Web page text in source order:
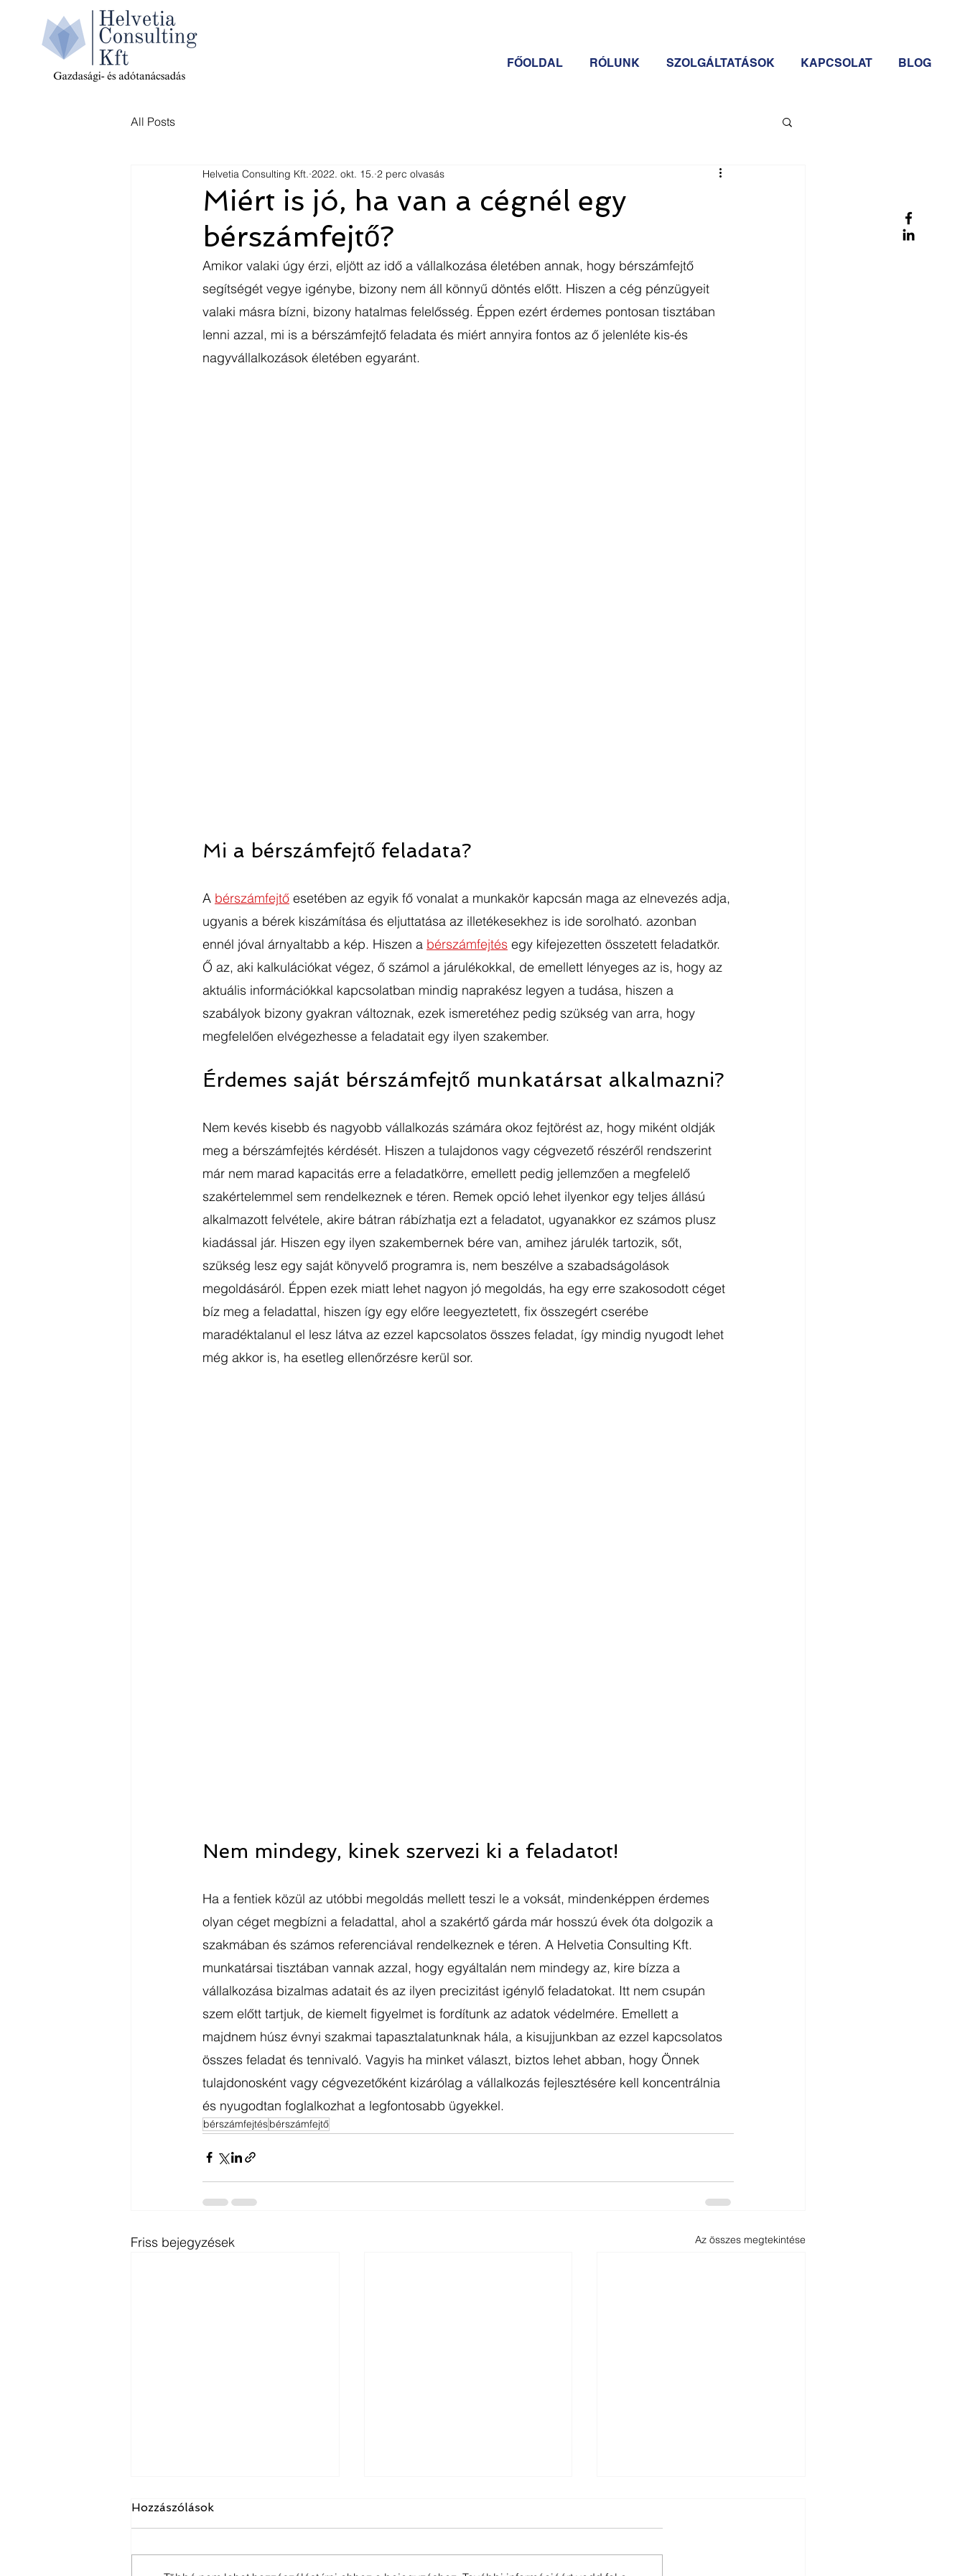
FŐOLDAL RÓLUNK SZOLGÁLTATÁSOK KAPCSOLAT BLOG
All Posts
Miért is jó, ha van a cégnél egy
bérszámfejtő?
Helvetia Consulting Kft. 2022. okt. 15. 2 perc olvasás
Amikor valaki úgy érzi, eljött az idő a vállalkozása életében annak, hogy bérszámfejtő
segítségét vegye igénybe, bizony nem áll könnyű döntés előtt. Hiszen a cég pénzügyeit
valaki másra bízni, bizony hatalmas felelősség. Éppen ezért érdemes pontosan tisztában
lenni azzal, mi is a bérszámfejtő feladata és miért annyira fontos az ő jelenléte kis-és
nagyvállalkozások életében egyaránt.
Mi a bérszámfejtő feladata?
A bérszámfejtő esetében az egyik fő vonalat a munkakör kapcsán maga az elnevezés adja,
ugyanis a bérek kiszámítása és eljuttatása az illetékesekhez is ide sorolható. azonban
ennél jóval árnyaltabb a kép. Hiszen a bérszámfejtés egy kifejezetten összetett feladatkör.
Ő az, aki kalkulációkat végez, ő számol a járulékokkal, de emellett lényeges az is, hogy az
aktuális információkkal kapcsolatban mindig naprakész legyen a tudása, hiszen a
szabályok bizony gyakran változnak, ezek ismeretéhez pedig szükség van arra, hogy
megfelelően elvégezhesse a feladatait egy ilyen szakember.
Érdemes saját bérszámfejtő munkatársat alkalmazni?
Nem kevés kisebb és nagyobb vállalkozás számára okoz fejtörést az, hogy miként oldják
meg a bérszámfejtés kérdését. Hiszen a tulajdonos vagy cégvezető részéről rendszerint
már nem marad kapacitás erre a feladatkörre, emellett pedig jellemzően a megfelelő
szakértelemmel sem rendelkeznek e téren. Remek opció lehet ilyenkor egy teljes állású
alkalmazott felvétele, akire bátran rábízhatja ezt a feladatot, ugyanakkor ez számos plusz
kiadással jár. Hiszen egy ilyen szakembernek bére van, amihez járulék tartozik, sőt,
szükség lesz egy saját könyvelő programra is, nem beszélve a szabadságolások
megoldásáról. Éppen ezek miatt lehet nagyon jó megoldás, ha egy erre szakosodott céget
bíz meg a feladattal, hiszen így egy előre leegyeztetett, fix összegért cserébe
maradéktalanul el lesz látva az ezzel kapcsolatos összes feladat, így mindig nyugodt lehet
még akkor is, ha esetleg ellenőrzésre kerül sor.
Nem mindegy, kinek szervezi ki a feladatot!
Ha a fentiek közül az utóbbi megoldás mellett teszi le a voksát, mindenképpen érdemes
olyan céget megbízni a feladattal, ahol a szakértő gárda már hosszú évek óta dolgozik a
szakmában és számos referenciával rendelkeznek e téren. A Helvetia Consulting Kft.
munkatársai tisztában vannak azzal, hogy egyáltalán nem mindegy az, kire bízza a
vállalkozása bizalmas adatait és az ilyen precizitást igénylő feladatokat. Itt nem csupán
szem előtt tartjuk, de kiemelt figyelmet is fordítunk az adatok védelmére. Emellett a
majdnem húsz évnyi szakmai tapasztalatunknak hála, a kisujjunkban az ezzel kapcsolatos
összes feladat és tennivaló. Vagyis ha minket választ, biztos lehet abban, hogy Önnek
tulajdonosként vagy cégvezetőként kizárólag a vállalkozás fejlesztésére kell koncentrálnia
és nyugodtan foglalkozhat a legfontosabb ügyekkel.
bérszámfejtésbérszámfejtő
Friss bejegyzések Az összes megtekintése
Hozzászólások